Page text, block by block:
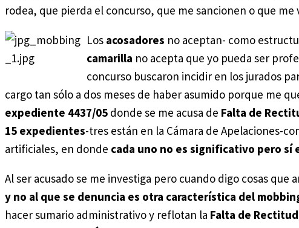
rodea, que pierda el concurso, que me sancionen o que me
Los acosadores no aceptan- como
camarilla no acepta que yo pueda ser
concurso buscaron incidir en los jurados
cargo tan sólo a dos meses de haber asumido porque me
expediente 4437/05 donde se me acusa de Falta de
15 expedientes-tres están en la Cámara de Apelaciones-
artificiales, en donde cada uno no es significativo pero sí
Al ser acusado se me investiga pero cuando digo cosas
y no al que se denuncia es otra característica del
hacer sumario administrativo y reflotan la Falta de